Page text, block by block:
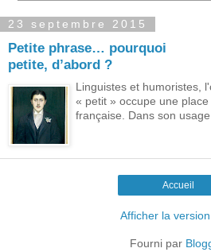
23 septembre 2015
Petite phrase… pourquoi
petite, d’abord ?
Linguistes et humoristes,
« petit » occupe une
française. Dans son usage
Accueil
Afficher la
Fourni par